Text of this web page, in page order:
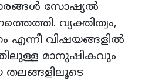
സോഷ്യല്‍
വ്യക്തിത്വം,
എന്നീ വിഷയങ്ങളില്‍
മാനുഷികവും